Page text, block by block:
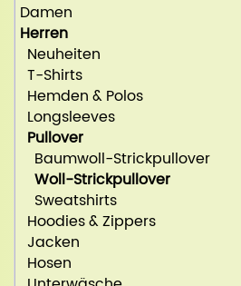
Damen
Herren
Neuheiten
T-Shirts
Hemden & Polos
Longsleeves
Pullover
Baumwoll-Strickpullover
Woll-Strickpullover
Sweatshirts
Hoodies & Zippers
Jacken
Hosen